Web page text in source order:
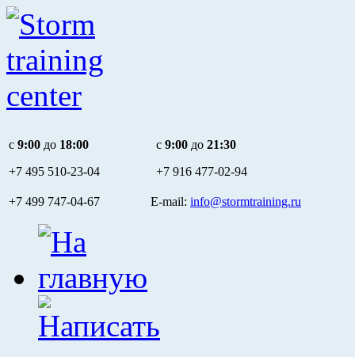
c 9:00 до 18:00
+7 495 510-23-04
c 9:00 до 21:30
+7 916 477-02-94
+7 499 747-04-67 E-mail: info@stormtraining.ru